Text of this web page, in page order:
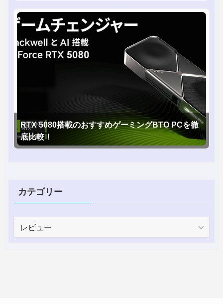
RTX 5080搭載のおすすめゲーミングBTO PCを徹
底比較！
カテゴリー